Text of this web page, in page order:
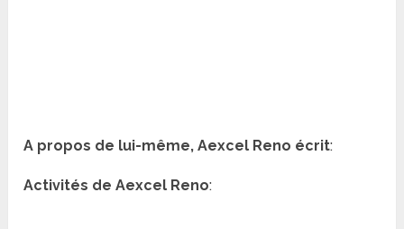
A propos de lui-même, Aexcel Reno écrit:
Activités de Aexcel Reno: